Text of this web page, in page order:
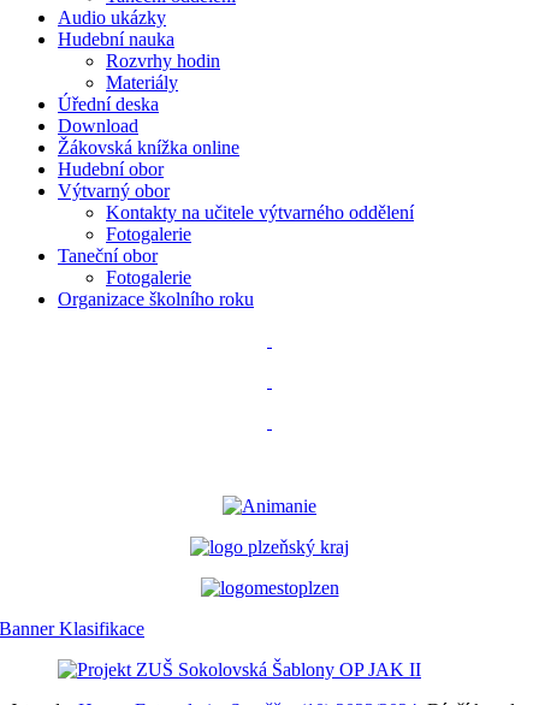
Audio ukázky
Hudební nauka
Rozvrhy hodin
Materiály
Úřední deska
Download
Žákovská knížka online
Hudební obor
Výtvarný obor
Kontakty na učitele výtvarného oddělení
Fotogalerie
Taneční obor
Fotogalerie
Organizace školního roku